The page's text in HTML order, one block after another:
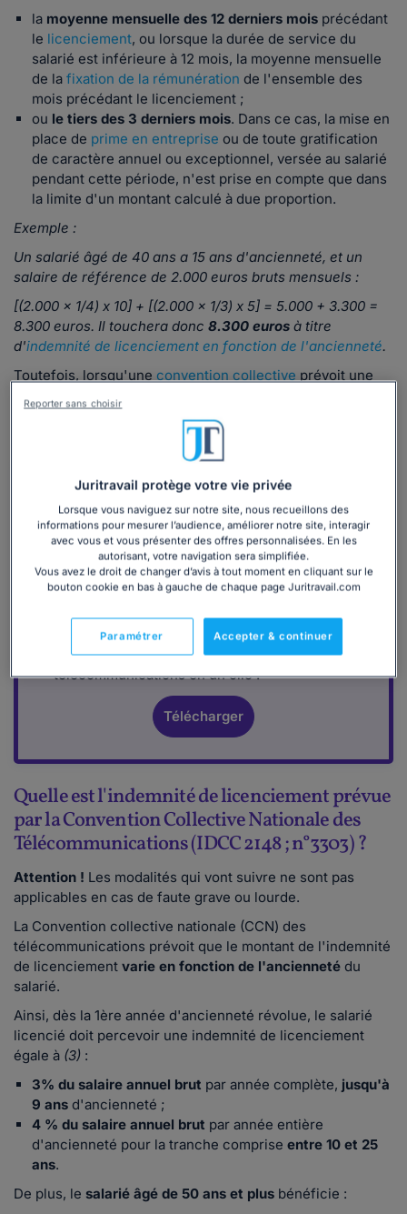
la moyenne mensuelle des 12 derniers mois précédant
le licenciement, ou lorsque la durée de service du
salarié est inférieure à 12 mois, la moyenne mensuelle
de la fixation de la rémunération de l'ensemble des
mois précédant le licenciement ;
ou le tiers des 3 derniers mois. Dans ce cas, la mise en
place de prime en entreprise ou de toute gratification
de caractère annuel ou exceptionnel, versée au salarié
pendant cette période, n'est prise en compte que dans
la limite d'un montant calculé à due proportion.
Exemple :
Un salarié âgé de 40 ans a 15 ans d'ancienneté, et un
salaire de référence de 2.000 euros bruts mensuels :
[(2.000 x 1/4) x 10] + [(2.000 x 1/3) x 5] = 5.000 + 3.300 =
8.300 euros. Il touchera donc 8.300 euros à titre
d'indemnité de licenciement en fonction de l'ancienneté.
Toutefois, lorsqu'une convention collective prévoit une
indemnité de licenciement supérieure à celle prévue
légalement, c'est elle qui doit qui être appliquée car
considérée comme plus favorable au salarié.
Téléchargez la convention collective
Découvrez tous les avantages de la
convention collective nationale des
télécommunications en un clic !
Télécharger
Quelle est l'indemnité de licenciement prévue
par la Convention Collective Nationale des
Télécommunications (IDCC 2148 ; n°3303) ?
Attention ! Les modalités qui vont suivre ne sont pas
applicables en cas de faute grave ou lourde.
La Convention collective nationale (CCN) des
télécommunications prévoit que le montant de l'indemnité
de licenciement varie en fonction de l'ancienneté du
salarié.
Ainsi, dès la 1ère année d'ancienneté révolue, le salarié
licencié doit percevoir une indemnité de licenciement
égale à (3) :
3% du salaire annuel brut par année complète, jusqu'à
9 ans d'ancienneté ;
4 % du salaire annuel brut par année entière
d'ancienneté pour la tranche comprise entre 10 et 25
ans.
De plus, le salarié âgé de 50 ans et plus bénéficie :
Juritravail protège votre vie privée
Lorsque vous naviguez sur notre site, nous recueillons des
informations pour mesurer l’audience, améliorer notre site, interagir
avec vous et vous présenter des offres personnalisées. En les
autorisant, votre navigation sera simplifiée.
Vous avez le droit de changer d’avis à tout moment en cliquant sur le
bouton cookie en bas à gauche de chaque page Juritravail.com
Accepter & continuer
Paramétrer
Reporter sans choisir